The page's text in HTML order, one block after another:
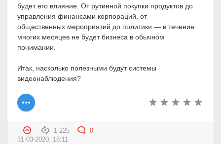
будет его влияние. От рутинной покупки продуктов до
управления финансами корпораций, от
общественных мероприятий до политики — в течение
многих месяцев не будет бизнеса в обычном
понимании.
Итак, насколько полезными будут системы
видеонаблюдения?
1 225
0
31-03-2020, 18:11